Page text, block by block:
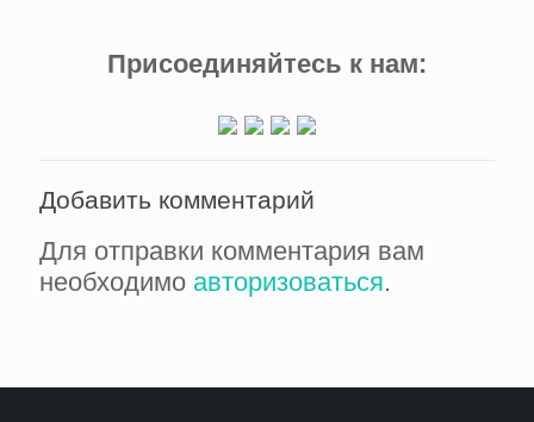
Присоединяйтесь к нам:
Добавить комментарий
Для отправки комментария вам
необходимо авторизоваться.